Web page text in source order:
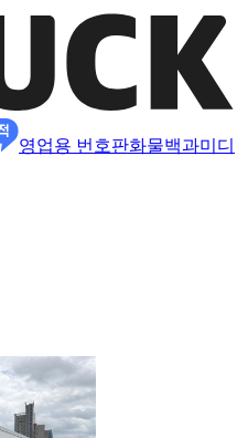
영업용 번호판화물백과미디